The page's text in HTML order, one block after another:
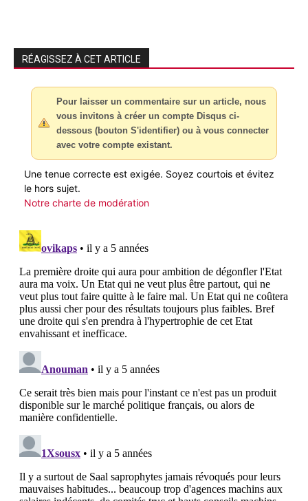
RÉAGISSEZ À CET ARTICLE
Pour laisser un commentaire sur un article, nous
vous invitons à créer un compte Disqus ci-
dessous (bouton S'identifier) ou à vous connecter
avec votre compte existant.
Une tenue correcte est exigée. Soyez courtois et évitez
le hors sujet.
Notre charte de modération